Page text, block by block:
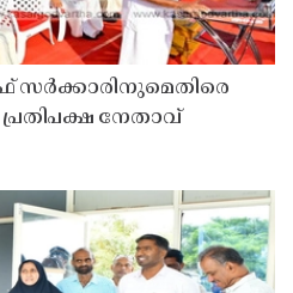
സർക്കാരിനുമെതിരെ
നേതാവ്